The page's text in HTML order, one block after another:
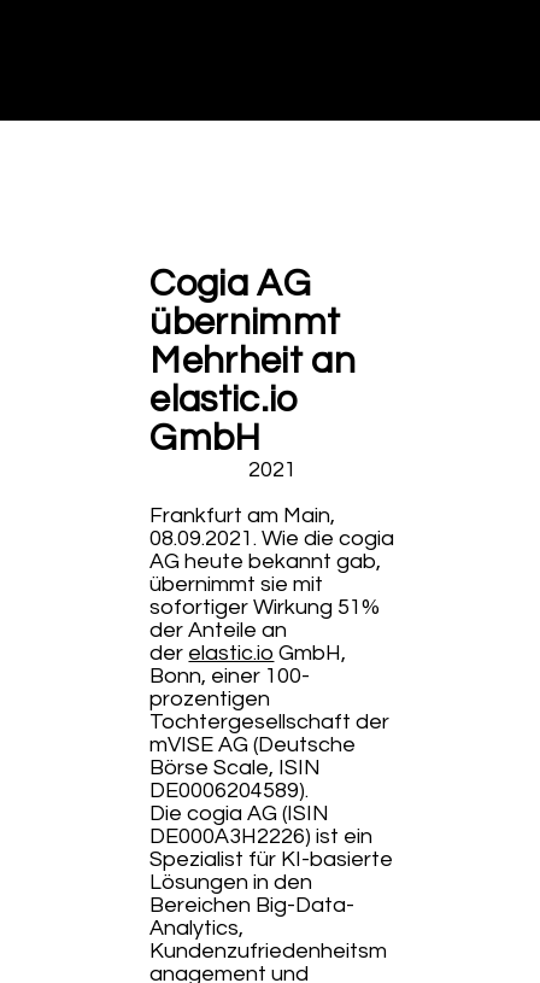
Cogia AG
übernimmt
Mehrheit an
elastic.io
GmbH
2021
Frankfurt am Main,
08.09.2021. Wie die cogia
AG heute bekannt gab,
übernimmt sie mit
sofortiger Wirkung 51%
der Anteile an
der elastic.io GmbH,
Bonn, einer 100-
prozentigen
Tochtergesellschaft der
mVISE AG (Deutsche
Börse Scale, ISIN
DE0006204589).
Die cogia AG (ISIN
DE000A3H2226) ist ein
Spezialist für KI-basierte
Lösungen in den
Bereichen Big-Data-
Analytics,
Kundenzufriedenheitsm
anagement und